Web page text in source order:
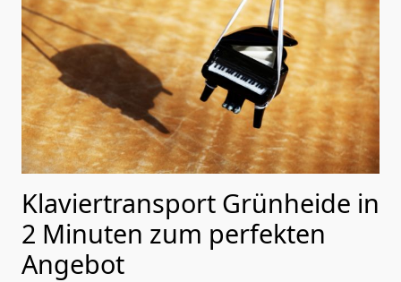
Klaviertransport Grünheide in
2 Minuten zum perfekten
Angebot